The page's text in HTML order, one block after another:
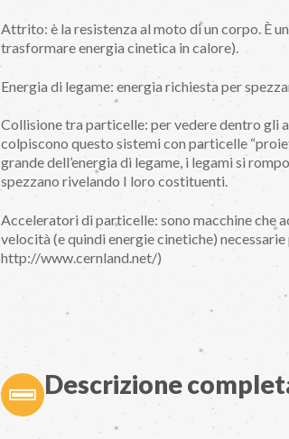
Attrito: è la resistenza al moto di un corpo. È
trasformare energia cinetica in calore).
Energia di legame: energia richiesta per
Collisione tra particelle: per vedere dentro gli
colpiscono questo sistemi con particelle
grande dell’energia di legame, i legami si
spezzano rivelando I loro costituenti.
Acceleratori di particelle: sono macchine che
velocità (e quindi energie cinetiche)
http://www.cernland.net/)
Descrizione